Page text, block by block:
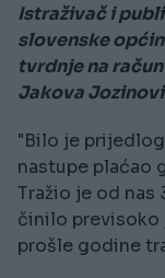
Istraživač i
slovenske
tvrdnje na
Jakova
"Bilo je
nastupe plaćao
Tražio je od nas
činilo
prošle godine